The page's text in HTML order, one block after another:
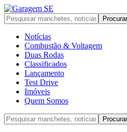
Notícias
Combustão & Voltagem
Duas Rodas
Classificados
Lançamento
Test Drive
Imóveis
Quem Somos